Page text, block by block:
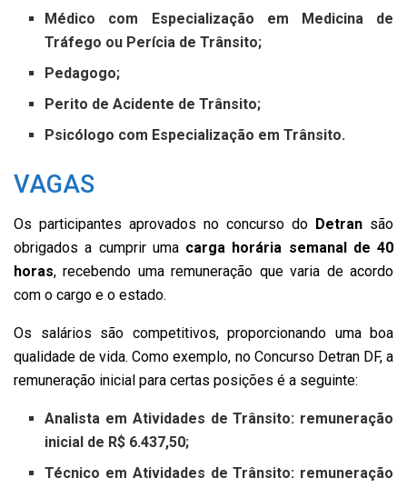
Médico com Especialização em Medicina de
Tráfego ou Perícia de Trânsito;
Pedagogo;
Perito de Acidente de Trânsito;
Psicólogo com Especialização em Trânsito.
VAGAS
Os participantes aprovados no concurso do Detran são
obrigados a cumprir uma carga horária semanal de 40
horas, recebendo uma remuneração que varia de acordo
com o cargo e o estado.
Os salários são competitivos, proporcionando uma boa
qualidade de vida. Como exemplo, no Concurso Detran DF, a
remuneração inicial para certas posições é a seguinte:
Analista em Atividades de Trânsito: remuneração
inicial de R$ 6.437,50;
Técnico em Atividades de Trânsito: remuneração